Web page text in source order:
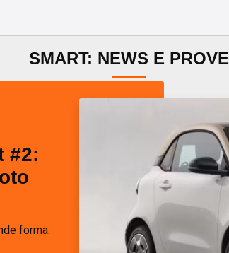
SMART: NEWS E PROVE
#2:
forma: